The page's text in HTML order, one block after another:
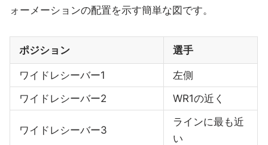
ォーメーションの配置を示す簡単な図です。
ポジション 選手
ワイドレシーバー1
左側
ワイドレシーバー2
WR1の近く
ワイドレシーバー3
ラインに最も近
い